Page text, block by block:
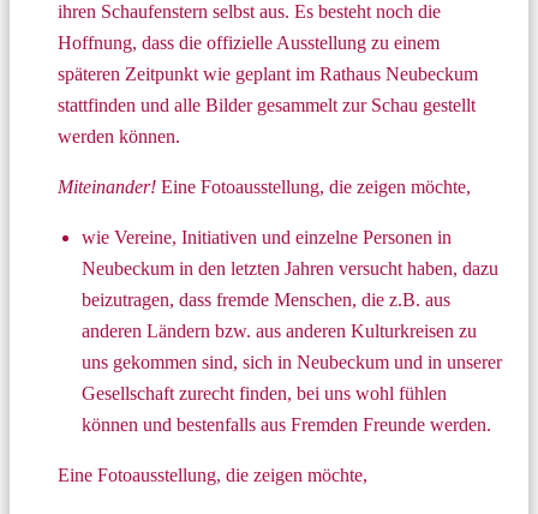
ihren Schaufenstern selbst aus. Es besteht noch die
Hoffnung, dass die offizielle Ausstellung zu einem
späteren Zeitpunkt wie geplant im Rathaus Neubeckum
stattfinden und alle Bilder gesammelt zur Schau gestellt
werden können.
Miteinander! Eine Fotoausstellung, die zeigen möchte,
wie Vereine, Initiativen und einzelne Personen in
Neubeckum in den letzten Jahren versucht haben, dazu
beizutragen, dass fremde Menschen, die z.B. aus
anderen Ländern bzw. aus anderen Kulturkreisen zu
uns gekommen sind, sich in Neubeckum und in unserer
Gesellschaft zurecht finden, bei uns wohl fühlen
können und bestenfalls aus Fremden Freunde werden.
Eine Fotoausstellung, die zeigen möchte,